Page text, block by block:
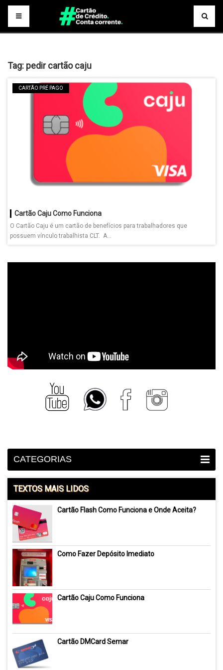
Tag: pedir cartão caju
CARTÃO PRÉ PAGO
Cartão Caju Como Funciona
O Cartão Caju é um cartão de benefícios para trabalhadores que
possuem vínculo trabalhista CLT. A...
CATEGORIAS
TEXTOS MAIS LIDOS
Cartão Flash Como Funciona e Onde Aceita?
Como Fazer Depósito Imediato
Cartão Caju Como Funciona
Cartão DMCard Semar